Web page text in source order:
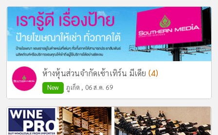
ห้างหุ้นส่วนจำกัดเซ้าเทิร์น มีเดีย (4)
New ภูเก็ต , 06 ส.ค. 69